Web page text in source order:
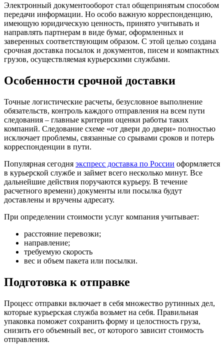
Электронный документооборот стал общепринятым способом
передачи информации. Но особо важную корреспонденцию,
имеющую юридическую ценность, принято учитывать и
направлять партнерам в виде бумаг, оформленных и
заверенных соответствующим образом. С этой целью создана
срочная доставка посылок и документов, писем и компактных
грузов, осуществляемая курьерскими службами.
Особенности срочной доставки
Точные логистические расчеты, безусловное выполнение
обязательств, контроль каждого отправления на всем пути
следования – главные критерии оценки работы таких
компаний. Следование схеме «от двери до двери» полностью
исключает проблемы, связанные со срывами сроков и потерь
корреспонденции в пути.
Популярная сегодня экспресс доставка по России оформляется
в курьерской службе и займет всего несколько минут. Все
дальнейшие действия поручаются курьеру. В течение
расчетного времени) документы или посылка будут
доставлены и вручены адресату.
При определении стоимости услуг компания учитывает:
расстояние перевозки;
направление;
требуемую скорость
вес и объем пакета или посылки.
Подготовка к отправке
Процесс отправки включает в себя множество рутинных дел,
которые курьерская служба возьмет на себя. Правильная
упаковка поможет сохранить форму и целостность груза,
снизить его объемный вес, от которого зависит стоимость
отправления.